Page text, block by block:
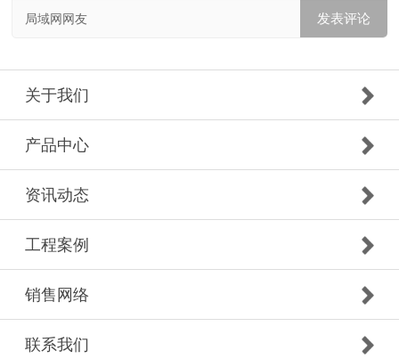
局域网网友
关于我们
产品中心
资讯动态
工程案例
销售网络
联系我们